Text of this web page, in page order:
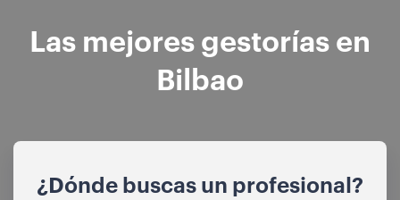
Las mejores gestorías en
Bilbao
¿Dónde buscas un profesional?